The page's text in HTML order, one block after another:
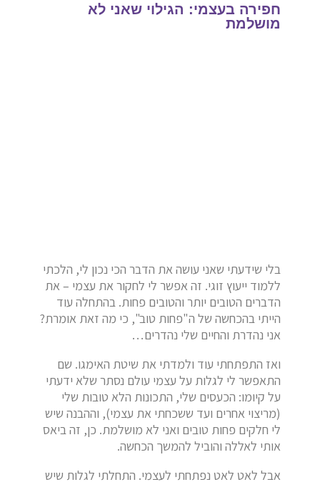
חפירה בעצמי: הגילוי שאני לא
מושלמת
בלי שידעתי שאני עושה את הדבר הכי נכון לי, הלכתי
ללמוד ייעוץ זוגי. זה אפשר לי לחקור את עצמי – את
הדברים הטובים יותר והטובים פחות. בהתחלה עוד
הייתי בהכחשה של ה"פחות טוב", כי מה זאת אומרת?
אני נהדרת והחיים שלי נהדרים…
ואז התפתחתי עוד ולמדתי את שיטת האימגו. שם
התאפשר לי לגלות על עצמי עולם נסתר שלא ידעתי
על קיומו: הכעסים שלי, התכונות הלא טובות שלי
(מריצוי אחרים ועד ששכחתי את עצמי), וההבנה שיש
לי חלקים פחות טובים ואני לא מושלמת. כן, זה ביאס
אותי לאללה והוביל להמשך הכחשה.
אבל לאט לאט נפתחתי לעצמי. התחלתי לגלות שיש